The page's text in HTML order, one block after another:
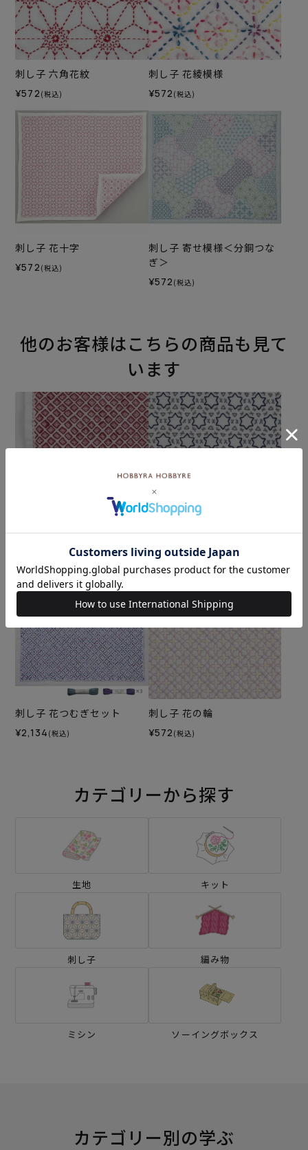
刺し子 六角花紋
¥572 (税込)
刺し子 花綾模様
¥572 (税込)
刺し子 花十字
¥572 (税込)
刺し子 寄せ模様＜分銅つな
ぎ＞
¥572 (税込)
他のお客様はこちらの商品も見て
います
¥572(税込)
刺し子 花つむぎセット
¥2,134 (税込)
刺し子 花の輪
¥572 (税込)
カテゴリーから探す
生地 キット
刺し子 編み物
ミシン ソーイングボックス
カテゴリー別の学ぶ